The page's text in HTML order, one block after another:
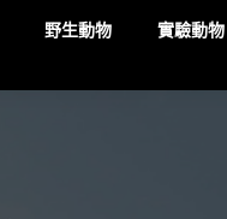
野生動物 實驗動物